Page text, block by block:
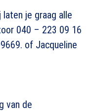
je graag alle
040 – 223 09 16
of Jacqueline
van de